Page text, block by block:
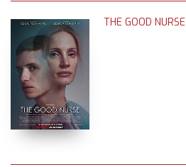
THE GOOD NURSE